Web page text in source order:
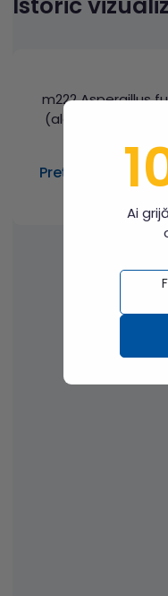
m222 Aspergillus
(alergen
Preț: 82.00 lei
Ai